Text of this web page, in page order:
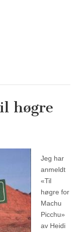
høgre
Jeg har
anmeldt
«Til
høgre for
Machu
Picchu»
av Heidi